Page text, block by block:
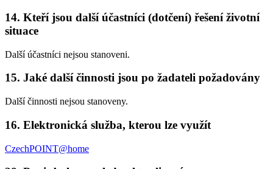
14. Kteří jsou další účastníci (dotčení) řešení životní
situace
Další účastníci nejsou stanoveni.
15. Jaké další činnosti jsou po žadateli požadovány
Další činnosti nejsou stanoveny.
16. Elektronická služba, kterou lze využít
CzechPOINT@home